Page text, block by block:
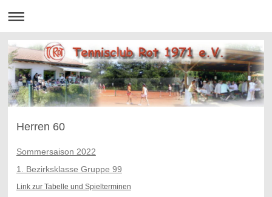
Herren 60
Sommersaison 2022
1. Bezirksklasse Gruppe 99
Link zur Tabelle und Spielterminen